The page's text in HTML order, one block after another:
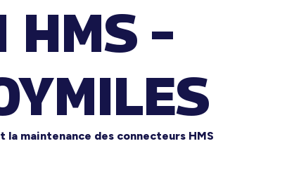
HMS –
maintenance des connecteurs HMS